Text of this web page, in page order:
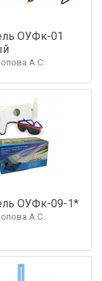
ОУФк-01
А.С.
ОУФк-09-1*
А.С.